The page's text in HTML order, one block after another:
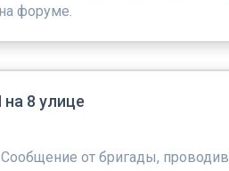
форуме.
8 улице
Сообщение от бригады,